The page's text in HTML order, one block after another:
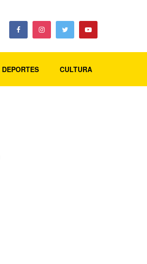
DEPORTES CULTURA